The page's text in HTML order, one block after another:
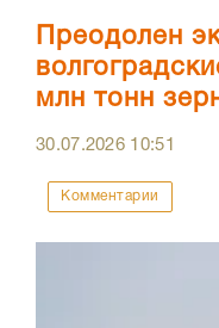
Преодолен
млн тонн
30.07.2026 10:51
Комментарии